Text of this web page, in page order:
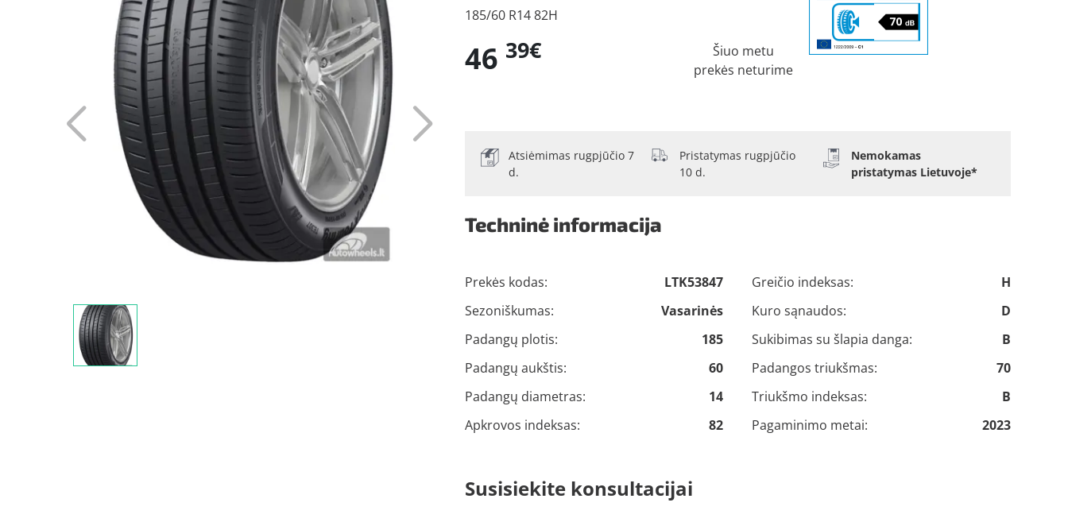
185/60 R14 82H
46 39€
Šiuo metu
prekės neturime
Atsiėmimas rugpjūčio 7
d.
Pristatymas rugpjūčio
10 d.
Nemokamas
pristatymas Lietuvoje*
Techninė informacija
Prekės kodas:
LTK53847
Sezoniškumas:
Vasarinės
Padangų plotis:
185
Padangų aukštis:
60
Padangų diametras:
14
Apkrovos indeksas:
82
Greičio indeksas:
H
Kuro sąnaudos:
D
Sukibimas su šlapia danga:
B
Padangos triukšmas:
70
Triukšmo indeksas:
B
Pagaminimo metai:
2023
Susisiekite konsultacijai